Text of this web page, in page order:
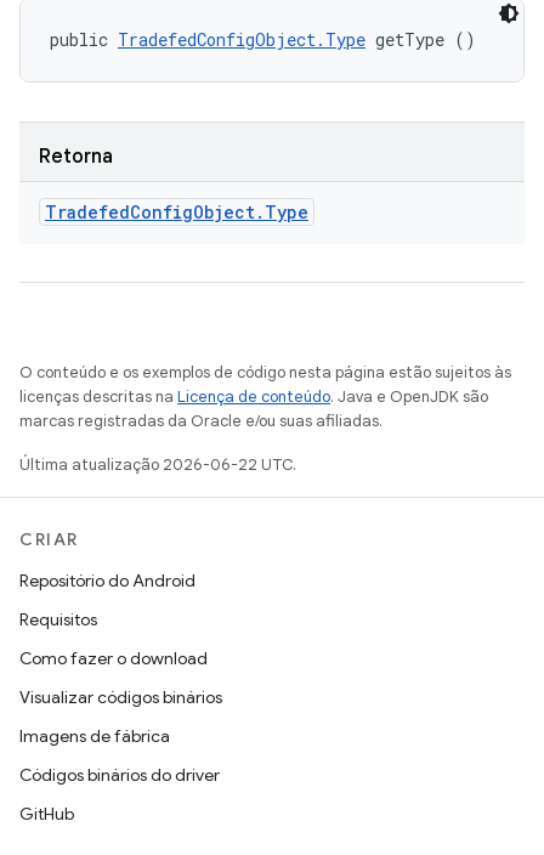
public TradefedConfigObject.Type getType ()
Retorna
TradefedConfigObject. Type
O conteúdo e os exemplos de código nesta página estão sujeitos às
licenças descritas na Licença de conteúdo. Java e OpenJDK são
marcas registradas da Oracle e/ou suas afiliadas.
Última atualização 2026-06-22 UTC.
CRIAR
Repositório do Android
Requisitos
Como fazer o download
Visualizar códigos binários
Imagens de fábrica
Códigos binários do driver
GitHub